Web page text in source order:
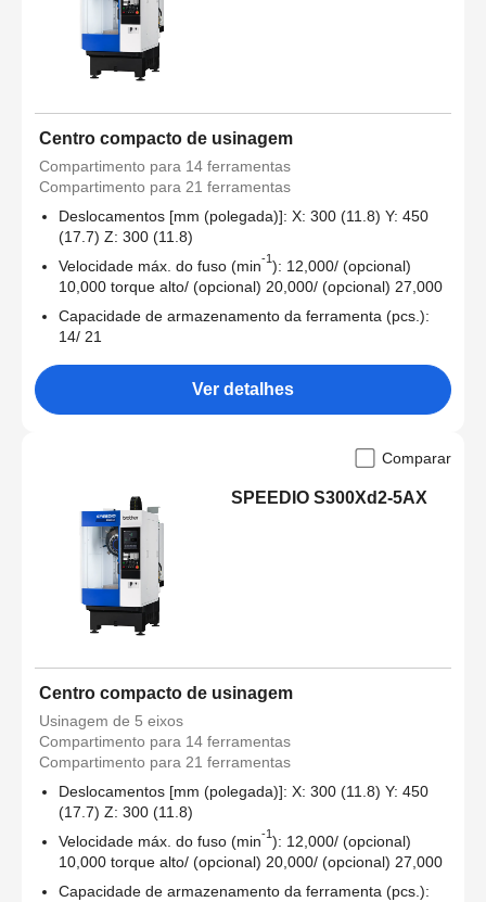
Centro compacto de usinagem
Compartimento para 14 ferramentas
Compartimento para 21 ferramentas
Deslocamentos [mm (polegada)]: X: 300 (11.8) Y: 450
(17.7) Z: 300 (11.8)
Velocidade máx. do fuso (min-1): 12,000/ (opcional)
10,000 torque alto/ (opcional) 20,000/ (opcional) 27,000
Capacidade de armazenamento da ferramenta (pcs.):
14/ 21
Ver detalhes
Comparar
SPEEDIO S300Xd2-5AX
Centro compacto de usinagem
Usinagem de 5 eixos
Compartimento para 14 ferramentas
Compartimento para 21 ferramentas
Deslocamentos [mm (polegada)]: X: 300 (11.8) Y: 450
(17.7) Z: 300 (11.8)
Velocidade máx. do fuso (min-1): 12,000/ (opcional)
10,000 torque alto/ (opcional) 20,000/ (opcional) 27,000
Capacidade de armazenamento da ferramenta (pcs.):